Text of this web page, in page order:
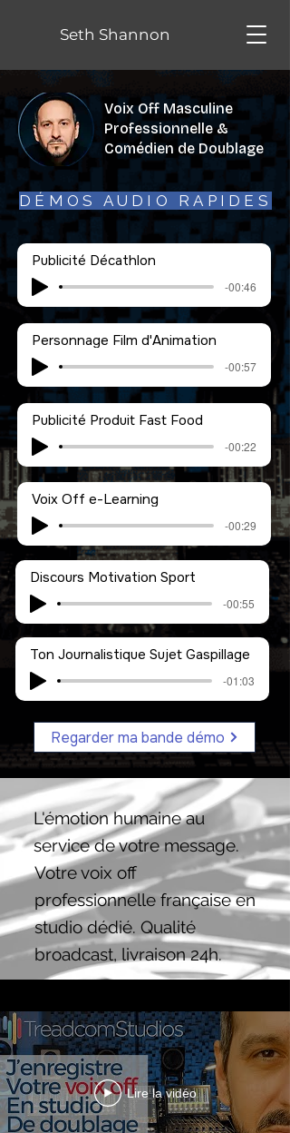
Seth Shannon
Voix Off Masculine
Professionnelle &
Comédien de Doublage
DÉMOS AUDIO RAPIDES
Publicité Décathlon
-00:46
Personnage Film d'Animation
-00:57
Publicité Produit Fast Food
-00:22
Voix Off e-Learning
-00:29
Discours Motivation Sport
-00:55
Ton Journalistique Sujet Gaspillage
-01:03
Regarder ma bande démo
L'émotion humaine au
service de votre message.
Votre voix off
professionnelle française en
studio dédié. Qualité
broadcast, livraison 24h.
Lire la vidéo